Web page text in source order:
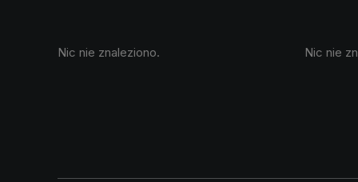
Nic nie znaleziono. Nic nie